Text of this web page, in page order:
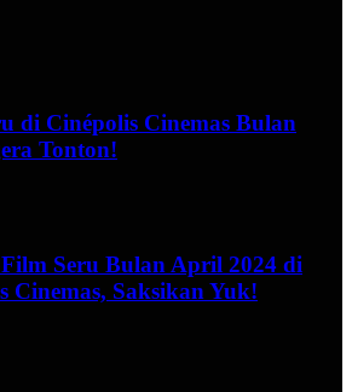
di Cinépolis Cinemas Bulan
Tonton!
Seru Bulan April 2024 di
Cinemas, Saksikan Yuk!